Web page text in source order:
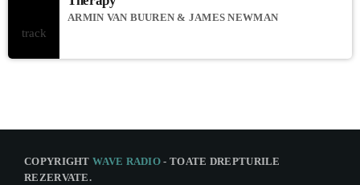
ARMIN VAN BUUREN & JAMES NEWMAN
COPYRIGHTWAVE RADIO - TOATE DREPTURILE
REZERVATE.